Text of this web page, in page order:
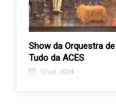
Show da Orquestra
Tudo da ACES
10 jul, 2024